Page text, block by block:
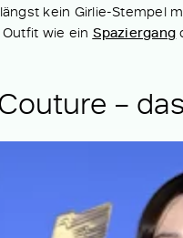
längst kein Girlie-Stempel
wie ein Spaziergang
–